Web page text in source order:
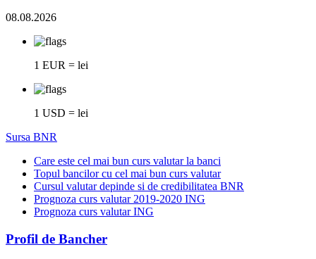
08.08.2026
1 EUR = lei
1 USD = lei
Sursa BNR
Care este cel mai bun curs valutar la banci
Topul bancilor cu cel mai bun curs valutar
Cursul valutar depinde si de credibilitatea BNR
Prognoza curs valutar 2019-2020 ING
Prognoza curs valutar ING
Profil de Bancher